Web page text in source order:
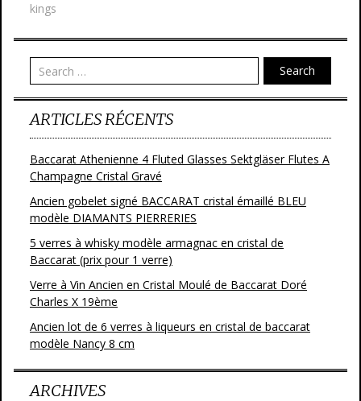
o
o
k
er
kings
Search
ARTICLES RÉCENTS
Baccarat Athenienne 4 Fluted Glasses Sektgläser Flutes A
Champagne Cristal Gravé
Ancien gobelet signé BACCARAT cristal émaillé BLEU
modèle DIAMANTS PIERRERIES
5 verres à whisky modèle armagnac en cristal de
Baccarat (prix pour 1 verre)
Verre à Vin Ancien en Cristal Moulé de Baccarat Doré
Charles X 19ème
Ancien lot de 6 verres à liqueurs en cristal de baccarat
modèle Nancy 8 cm
ARCHIVES